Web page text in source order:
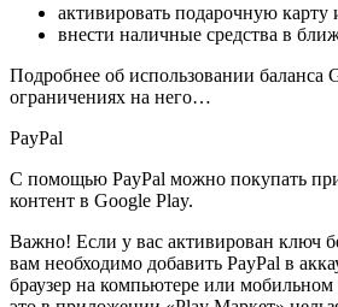
активировать подарочную карту
внести наличные средства в
Подробнее об использовании баланса
ограничениях на него…
PayPal
С помощью PayPal можно покупать
контент в Google Play.
Важно! Если у вас активирован ключ
вам необходимо добавить PayPal в
браузер на компьютере или мобильном